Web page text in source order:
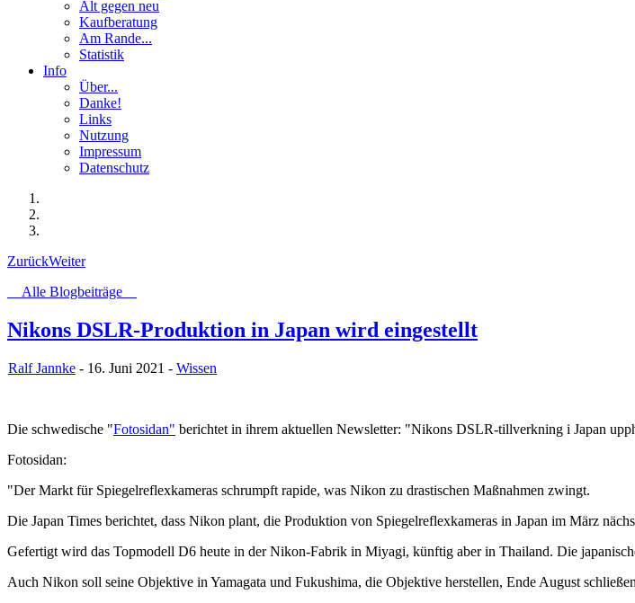
Alt gegen neu
Kaufberatung
Am Rande...
Statistik
Info
Über...
Danke!
Links
Nutzung
Impressum
Datenschutz
ZurückWeiter
Alle Blogbeiträge
Nikons DSLR-Produktion in Japan wird eingestellt
Ralf Jannke - 16. Juni 2021 - Wissen
Die schwedische "Fotosidan" berichtet in ihrem aktuellen Newsletter: "Nikons DSLR-tillverkning i Japan
Fotosidan:
"Der Markt für Spiegelreflexkameras schrumpft rapide, was Nikon zu drastischen Maßnahmen zwingt.
Die Japan Times berichtet, dass Nikon plant, die Produktion von Spiegelreflexkameras in Japan im März
Gefertigt wird das Topmodell D6 heute in der Nikon-Fabrik in Miyagi, künftig aber in Thailand. Die
Auch Nikon soll seine Objektive in Yamagata und Fukushima, die Objektive herstellen, Ende August